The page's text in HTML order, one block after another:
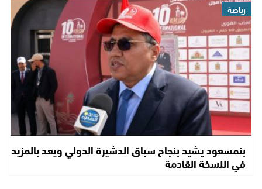
رياضة
بنمسعود يشيد بنجاح سباق الدشيرة الدولي ويعد بالمزيد
في النسخة القادمة